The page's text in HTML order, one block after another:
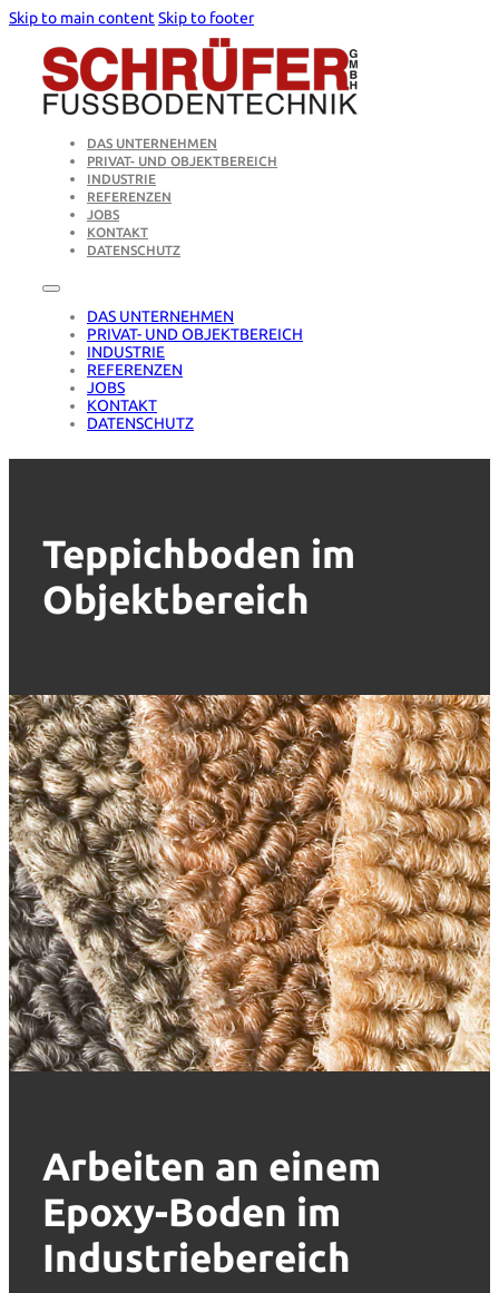
Skip to main content Skip to footer
DAS UNTERNEHMEN
PRIVAT- UND OBJEKTBEREICH
INDUSTRIE
REFERENZEN
JOBS
KONTAKT
DATENSCHUTZ
DAS UNTERNEHMEN
PRIVAT- UND OBJEKTBEREICH
INDUSTRIE
REFERENZEN
JOBS
KONTAKT
DATENSCHUTZ
Teppichboden im
Objektbereich
Arbeiten an einem
Epoxy-Boden im
Industriebereich